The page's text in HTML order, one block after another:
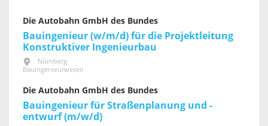
Die Autobahn GmbH des Bundes
Bauingenieur (w/m/d) für die Projektleitung
Konstruktiver Ingenieurbau
Nürnberg
Bauingenieurwesen
Die Autobahn GmbH des Bundes
Bauingenieur für Straßenplanung und -
entwurf (m/w/d)